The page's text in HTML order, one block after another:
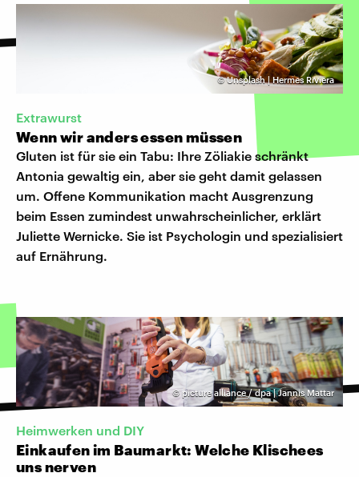
©Unsplash | Hermes Riviera
Extrawurst
Wenn wir anders essen müssen
Gluten ist für sie ein Tabu: Ihre Zöliakie schränkt
Antonia gewaltig ein, aber sie geht damit gelassen
um. Offene Kommunikation macht Ausgrenzung
beim Essen zumindest unwahrscheinlicher, erklärt
Juliette Wernicke. Sie ist Psychologin und spezialisiert
auf Ernährung.
© picture alliance / dpa | Jannis Mattar
Heimwerken und DIY
Einkaufen im Baumarkt: Welche Klischees
uns nerven